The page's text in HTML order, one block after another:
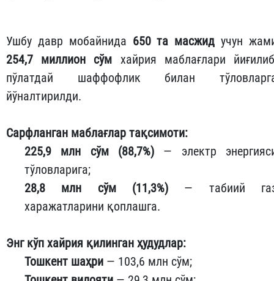
Ушбу давр мобайнида 650 та масжид учун
254,7 миллион сўм хайрия маблағлари
пўлатдай шаффофлик билан
йўналтирилди.
Сарфланган маблағлар тақсимоти:
225,9 млн сўм (88,7%) — электр
тўловларига;
28,8 млн сўм (11,3%) — табиий
харажатларини қоплашга.
Энг кўп хайрия қилинган ҳудудлар:
Тошкент шаҳри — 103,6 млн сўм;